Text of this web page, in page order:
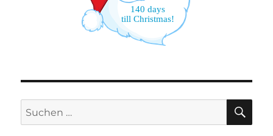
140 days
till Christmas!
Suchen
nach: